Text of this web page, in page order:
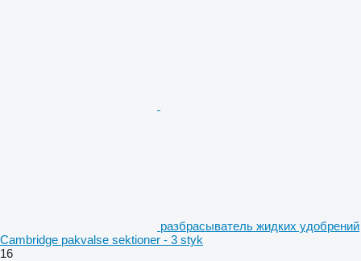
разбрасыватель жидких удобрений
Cambridge pakvalse sektioner - 3 styk
16